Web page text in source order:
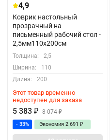
4,9
Коврик настольный
прозрачный на
письменный рабочий стол -
2,5мм110x200см
Толщина:
2,5
Ширина:
110
Длина:
200
Этот товар временно
недоступен для заказа
5 383 ₽ 8 074₽
- 33% Экономия 2 691 ₽